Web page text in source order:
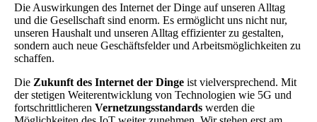
Die Auswirkungen des Internet der Dinge auf unseren Alltag
und die Gesellschaft sind enorm. Es ermöglicht uns nicht nur,
unseren Haushalt und unseren Alltag effizienter zu gestalten,
sondern auch neue Geschäftsfelder und Arbeitsmöglichkeiten zu
schaffen.
Die Zukunft des Internet der Dinge ist vielversprechend. Mit
der stetigen Weiterentwicklung von Technologien wie 5G und
fortschrittlicheren Vernetzungsstandards werden die